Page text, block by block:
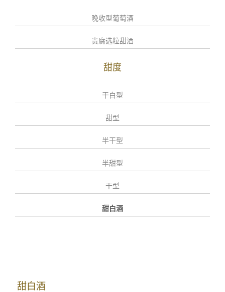
晚收型葡萄酒
贵腐选粒甜酒
甜度
干白型
甜型
半干型
半甜型
干型
甜白酒
甜白酒